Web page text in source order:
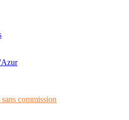
commission